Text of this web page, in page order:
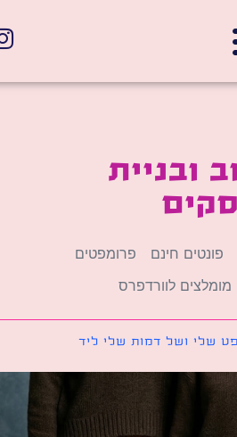
חינם
פרומפטים
לוורדפרס
ושל דמות שלי ליד